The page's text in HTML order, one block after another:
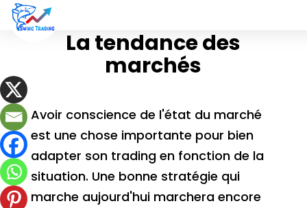
La tendance des
marchés
Avoir conscience de l'état du marché
est une chose importante pour bien
adapter son trading en fonction de la
situation. Une bonne stratégie qui
marche aujourd'hui marchera encore